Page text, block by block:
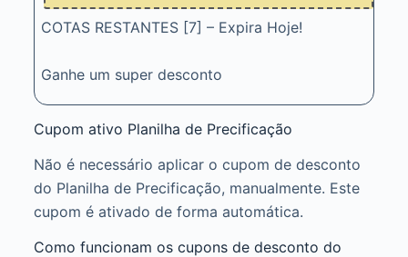
COTAS RESTANTES [7] – Expira Hoje!
Ganhe um super desconto
Cupom ativo Planilha de Precificação
Não é necessário aplicar o cupom de desconto
do Planilha de Precificação, manualmente. Este
cupom é ativado de forma automática.
Como funcionam os cupons de desconto do